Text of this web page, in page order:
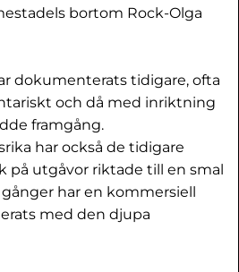
bortom Rock-Olga
dokumenterats tidigare, ofta
och då med inriktning
framgång.
har också de tidigare
på utgåvor riktade till en smal
har en kommersiell
med den djupa